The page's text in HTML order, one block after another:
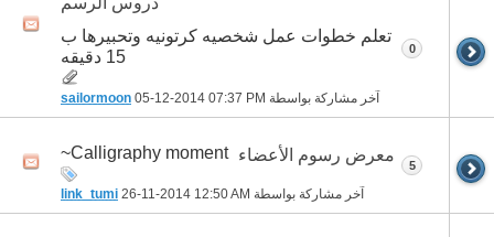
تعلم خطوات عمل شخصيه كرتونيه وتحبيرها ب
15 دقيقه
آخر مشاركة بواسطة sailormoon 05-12-2014 07:37 PM
0
معرض رسوم الأعضاء Calligraphy moment~
آخر مشاركة بواسطة link_tumi 26-11-2014 12:50 AM
5